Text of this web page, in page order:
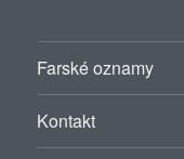
Farské oznamy
Kontakt